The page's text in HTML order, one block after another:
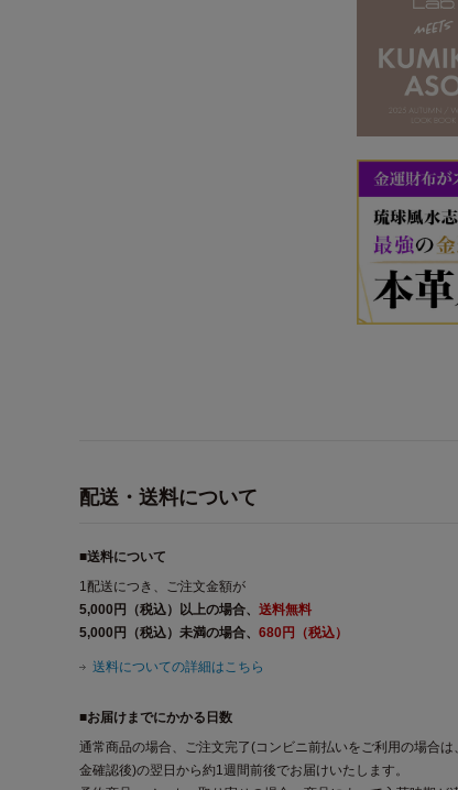
配送・送料について
■送料について
1配送につき、ご注文金額が
5,000円（税込）以上の場合、 送料無料
5,000円（税込）未満の場合、 680円（税込）
送料についての詳細はこちら
■お届けまでにかかる日数
通常商品の場合、ご注文完了(コンビニ前払いをご利用の場合は
金確認後)の翌日から約1週間前後でお届けいたします。